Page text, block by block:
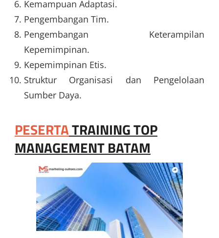
Kemampuan Adaptasi.
Pengembangan Tim.
Pengembangan Keterampilan
Kepemimpinan.
Kepemimpinan Etis.
Struktur Organisasi dan Pengelolaan
Sumber Daya.
PESERTATRAINING TOP
MANAGEMENT BATAM